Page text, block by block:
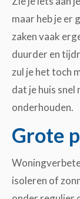
maar heb je er
zaken vaak
duurder en
zul je het toch
dat je huis
onderhouden.
Grote
isoleren of